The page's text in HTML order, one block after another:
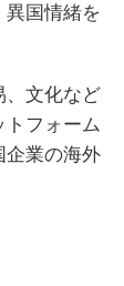
異国情緒を
、文化など
トフォーム
企業の海外